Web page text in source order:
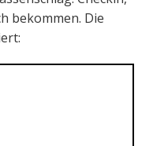
bekommen. Die